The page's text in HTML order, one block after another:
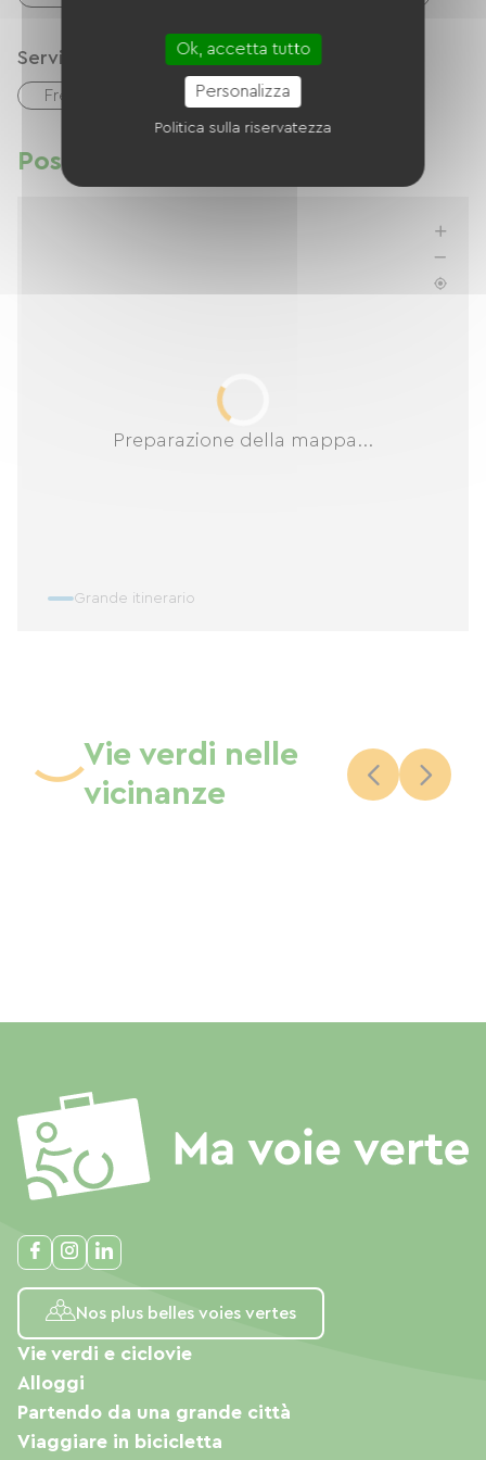
Servizi
Free Wifi Asciugacapelli
Posizione
Preparazione della mappa...
Grande itinerario
Vie verdi nelle
vicinanze
Nos plus belles voies vertes
Vie verdi e ciclovie
Alloggi
Partendo da una grande città
Viaggiare in bicicletta
Ok, accetta tutto
Personalizza
Politica sulla riservatezza